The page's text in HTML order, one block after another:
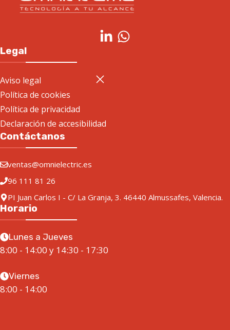
Legal
Aviso legal
Política de cookies
Política de privacidad
Declaración de accesibilidad
Contáctanos
ventas@omnielectric.es
96 111 81 26
PI Juan Carlos I - C/ La Granja, 3. 46440 Almussafes, Valencia.
Horario
Lunes a Jueves
8:00 - 14:00 y 14:30 - 17:30
Viernes
8:00 - 14:00